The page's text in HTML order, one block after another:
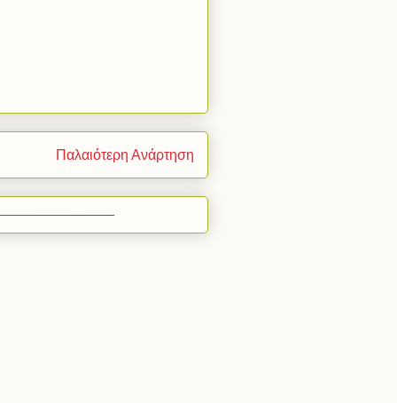
Παλαιότερη Ανάρτηση